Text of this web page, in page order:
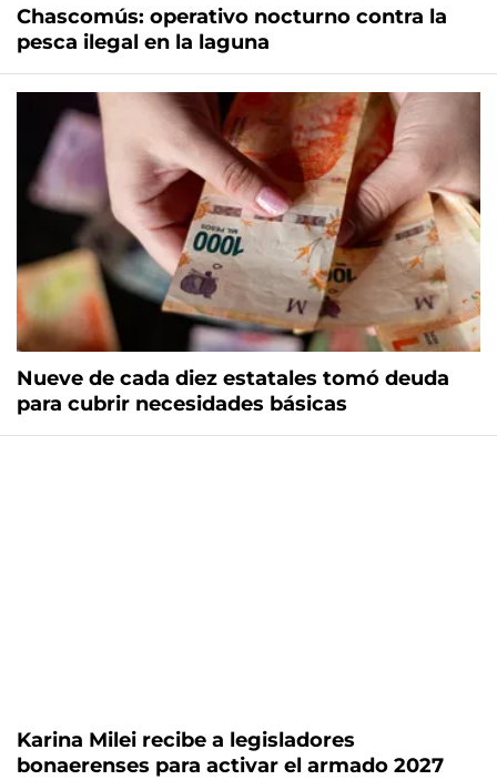
Chascomús: operativo nocturno contra la
pesca ilegal en la laguna
Nueve de cada diez estatales tomó deuda
para cubrir necesidades básicas
Karina Milei recibe a legisladores
bonaerenses para activar el armado 2027